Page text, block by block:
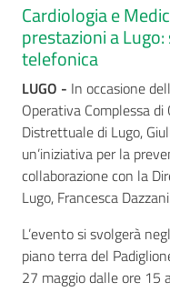
Cardiologia e
prestazioni a
telefonica
LUGO - In occasione
Operativa Complessa di
Distrettuale di Lugo,
un’iniziativa per la
collaborazione con la
Lugo, Francesca
L’evento si svolgerà
piano terra del
27 maggio dalle ore 15